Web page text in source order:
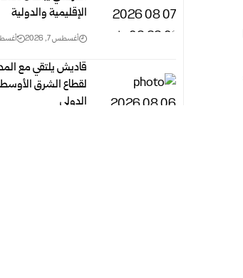
الإقليمية والدولية
أغسطس 7, 2026 أغسطس
قاديش يلتقي مع
لقطاع الشرق
الدولي